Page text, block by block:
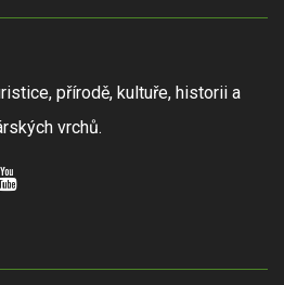
přírodě, kultuře, historii a
vrchů.